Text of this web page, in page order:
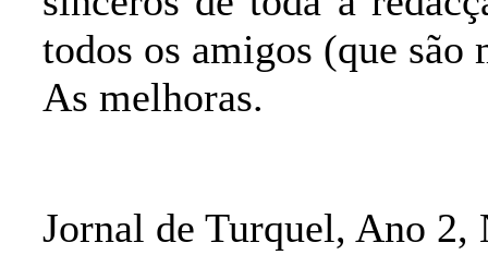
todos os amigos (que
As melhoras.
Jornal de Turquel, Ano 2,